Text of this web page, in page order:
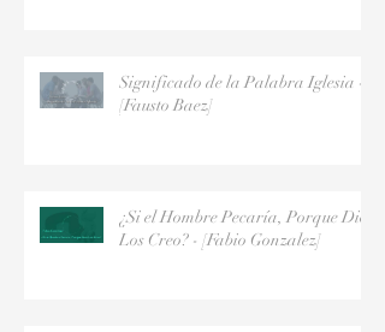
Significado de la Palabra Iglesia -
[Fausto Baez]
¿Si el Hombre Pecaría, Porque Dios
Los Creo? - [Fabio Gonzalez]